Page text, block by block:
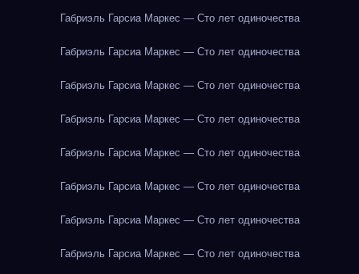
Габриэль Гарсиа Маркес — Сто лет одиночества
Габриэль Гарсиа Маркес — Сто лет одиночества
Габриэль Гарсиа Маркес — Сто лет одиночества
Габриэль Гарсиа Маркес — Сто лет одиночества
Габриэль Гарсиа Маркес — Сто лет одиночества
Габриэль Гарсиа Маркес — Сто лет одиночества
Габриэль Гарсиа Маркес — Сто лет одиночества
Габриэль Гарсиа Маркес — Сто лет одиночества